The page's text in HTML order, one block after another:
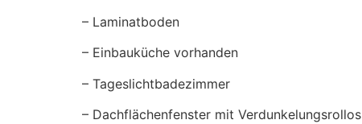
– Laminatboden
– Einbauküche vorhanden
– Tageslichtbadezimmer
– Dachflächenfenster mit Verdunkelungsrollos